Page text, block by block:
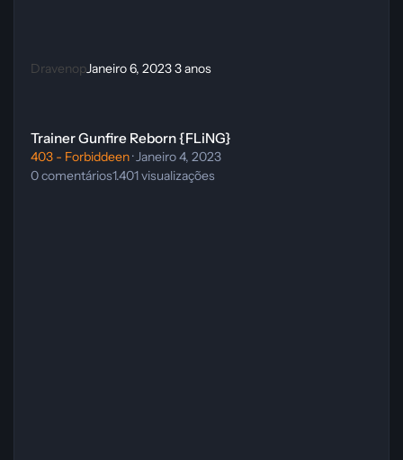
DravenopJaneiro 6, 20233 anos
Trainer Gunfire Reborn {FLiNG}
403 - Forbiddeen·Janeiro 4, 2023
0comentários1.401visualizações